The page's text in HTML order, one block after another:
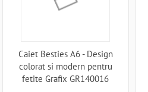
Caiet Besties A6 - Design
colorat si modern pentru
fetite Grafix GR140016